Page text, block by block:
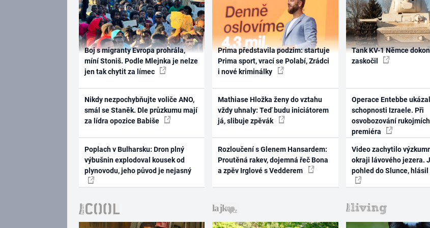
Boj s migranty Evropa prohrála,
míní Stoniš. Podle Mlejnka je nelze
jen tak chytit za límec
Nikdy nezpochybňujte voliče ANO,
smál se Staněk. Dle průzkumu mají
za lídra opozice Babiše
Poplach v Bulharsku: Dron plný
výbušnin explodoval kousek od
plynovodu, jeho původ je nejasný
Prima představila podzim: startuje
Prima sport, vrací se Polabí, Zrádci
i nové kriminálky
Mathiase Hložka ženy do vztahu
vždy uhnaly: Teď budu iniciátorem
já, slibuje zpěvák
Rozloučení s Glenem Hansardem:
Proutěná rakev, dojemná řeč Bona
a zpěv Irglové s Vedderem
Tank KV-1 Němce
zaskočil
Operace Entebbe
schopnosti Izraele. Při
osvobozování
premiéra
Video zachytilo
okraji lávového jezera.
pohled do Slunce, hlásil